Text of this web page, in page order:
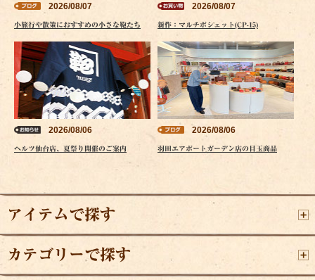
2026/08/07
小旅行や散策におすすめの小さな鞄たち
2026/08/07
新作：マルチポシェット(CP-15)
2026/08/06
ヘルツ仙台店、夏祭り開催のご案内
2026/08/06
羽田エアポートガーデン店の目玉商品
アイテムで探す
カテゴリーで探す